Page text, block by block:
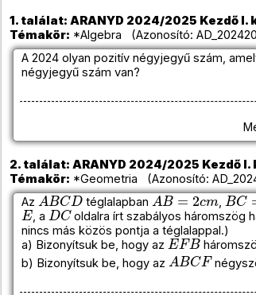
1. találat: ARANYD 2024/2025 Kezdő
Témakör: *Algebra (Azonosító:
A 2024 olyan pozitív négyjegyű szám,
négyjegyű szám van?
2. találat: ARANYD 2024/2025 Kezdő
Témakör: *Geometria (Azonosító:
Az
ABCD
téglalapban
AB=2cm BC=
E
, a
DC
oldalra írt szabályos háromszög
nincs más közös pontja a téglalappal.)
a) Bizonyítsuk be, hogy az
EFB
b) Bizonyítsuk be, hogy az
ABCF